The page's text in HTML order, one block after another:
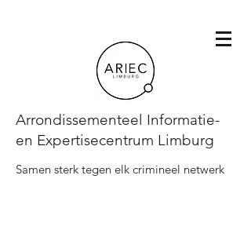
Arrondissementeel Informatie-
en Expertisecentrum Limburg
Samen sterk tegen elk crimineel netwerk